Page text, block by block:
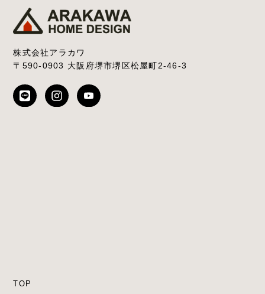
株式会社アラカワ
〒590-0903 大阪府堺市堺区松屋町2-46-3
TOP